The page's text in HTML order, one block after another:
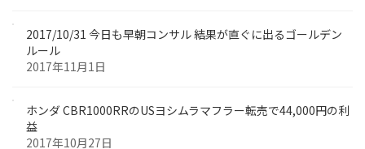
2017/10/31 今日も早朝コンサル 結果が直ぐに出るゴールデン
ルール
2017年11月1日
ホンダ CBR1000RRのUSヨシムラマフラー転売で44,000円の利
益
2017年10月27日